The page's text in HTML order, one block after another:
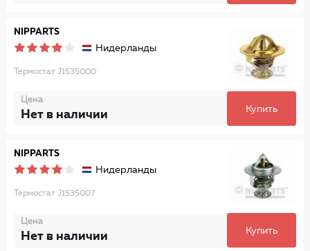
NIPPARTS
Нидерланды
Термостат J1535000
Цена
Нет в наличии Купить
NIPPARTS
Нидерланды
Термостат J1535007
Цена
Нет в наличии Купить